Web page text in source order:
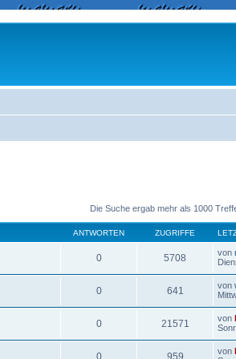
Die Suche ergab mehr als 1000
ANTWORTEN ZUGRIFFE
0 5708 von
0 641 von
0 21571 von
0 959 von